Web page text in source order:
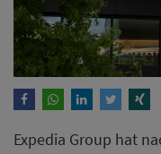
Expedia Group hat